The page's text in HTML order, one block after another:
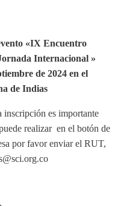
«IX Encuentro
Internacional »
de 2024 en el
de Indias
inscripción es importante
realizar en el botón de
por favor enviar el RUT,